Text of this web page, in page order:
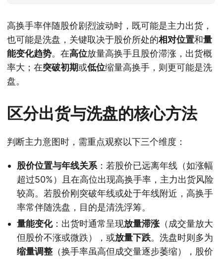
高换手率伴随股价剧烈波动时，既可能是主力出货，
也可能是洗盘，关键取决于股价所处的相对位置和量
能变化趋势。在高位放量高换手且股价滞涨，出货概
率大；在突破初期或低位缩量高换手，则更可能是洗
盘。
区分出货与洗盘的核心方法
判断主力意图时，需重点观察以下三个维度：
股价位置与年线关系 ：若股价已远离年线（如涨幅
超过50%）且在高位出现高换手率，主力出货风险
较高。若股价刚突破年线或处于年线附近，高换手
率常伴随洗盘，目的是清洗浮筹。
量能变化：出货时通常呈现放量滞涨 （成交量放大
但股价不涨或微跌），或放量下跌。洗盘时则多为
缩量调整 （换手率虽高但成交量逐步萎缩），股价